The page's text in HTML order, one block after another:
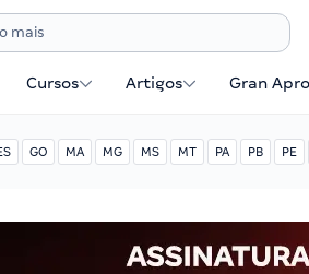
Cursos Artigos Gran
GO MA MG MS MT PA PB PE